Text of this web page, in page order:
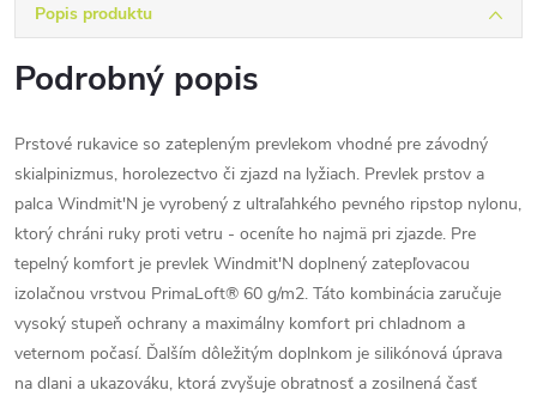
Popis produktu
Podrobný popis
Prstové rukavice so zatepleným prevlekom vhodné pre závodný
skialpinizmus, horolezectvo či zjazd na lyžiach. Prevlek prstov a
palca Windmit'N je vyrobený z ultraľahkého pevného ripstop nylonu,
ktorý chráni ruky proti vetru - oceníte ho najmä pri zjazde. Pre
tepelný komfort je prevlek Windmit'N doplnený zatepľovacou
izolačnou vrstvou PrimaLoft® 60 g/m2. Táto kombinácia zaručuje
vysoký stupeň ochrany a maximálny komfort pri chladnom a
veternom počasí. Ďalším dôležitým doplnkom je silikónová úprava
na dlani a ukazováku, ktorá zvyšuje obratnosť a zosilnená časť